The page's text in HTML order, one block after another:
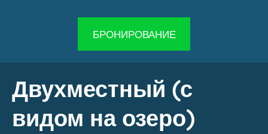
​БРОНИРОВАНИЕ​
Двухместный (с
видом на озеро)